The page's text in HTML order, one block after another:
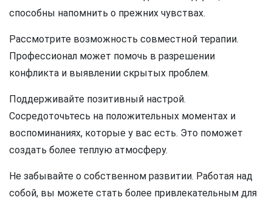
способны напомнить о прежних чувствах.
Рассмотрите возможность совместной терапии.
Профессионал может помочь в разрешении
конфликта и выявлении скрытых проблем.
Поддерживайте позитивный настрой.
Сосредоточьтесь на положительных моментах и
воспоминаниях, которые у вас есть. Это поможет
создать более теплую атмосферу.
Не забывайте о собственном развитии. Работая над
собой, вы можете стать более привлекательным для